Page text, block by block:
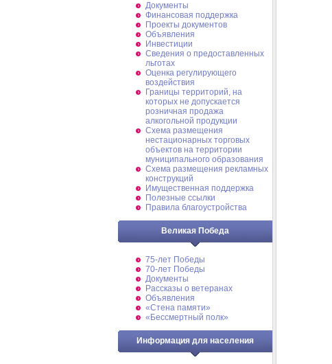
Документы
Финансовая поддержка
Проекты документов
Объявления
Инвестиции
Сведения о предоставленных
льготах
Оценка регулирующего
воздействия
Границы территорий, на
которых не допускается
розничная продажа
алкогольной продукции
Схема размещения
нестационарных торговых
объектов на территории
муниципального образования
Схема размещения рекламных
конструкций
Имущественная поддержка
Полезные ссылки
Правила благоустройства
Великая Победа
75-лет Победы
70-лет Победы
Документы
Рассказы о ветеранах
Объявления
«Стена памяти»
«Бессмертный полк»
Информация для населения